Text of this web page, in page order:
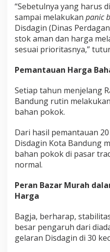
“Sebetulnya yang harus
sampai melakukan panic
Disdagin (Dinas
stok aman dan harga
sesuai prioritasnya,”
Pemantauan Harga
Setiap tahun menjelang
Bandung rutin
bahan pokok.
Dari hasil pemantauan
Disdagin Kota Bandung
bahan pokok di pasar
normal.
Peran Bazar Murah
Harga
Bagja, berharap,
besar pengaruh dari
gelaran Disdagin di 30